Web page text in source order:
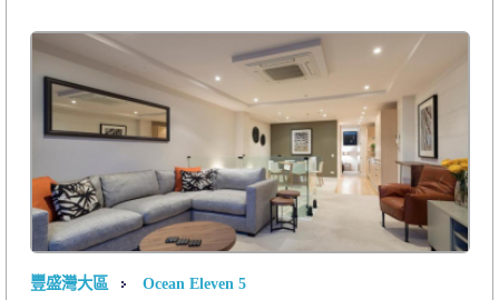
豐盛灣大區 Ocean Eleven 5